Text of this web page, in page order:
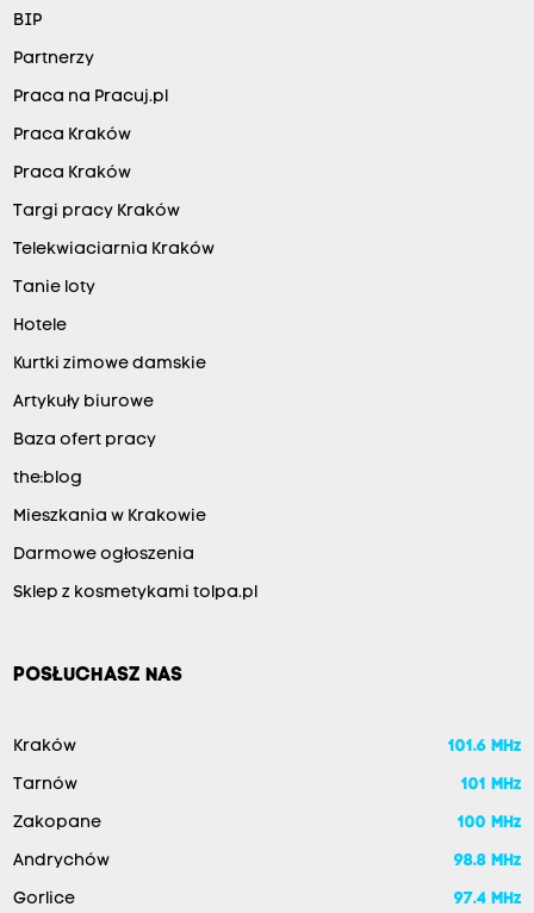
BIP
Partnerzy
Praca na Pracuj.pl
Praca Kraków
Praca Kraków
Targi pracy Kraków
Telekwiaciarnia Kraków
Tanie loty
Hotele
Kurtki zimowe damskie
Artykuły biurowe
Baza ofert pracy
the:blog
Mieszkania w Krakowie
Darmowe ogłoszenia
Sklep z kosmetykami tolpa.pl
POSŁUCHASZ NAS
Kraków 101.6 MHz
Tarnów 101 MHz
Zakopane 100 MHz
Andrychów 98.8 MHz
Gorlice 97.4 MHz